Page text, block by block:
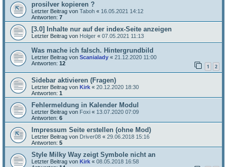
prosilver kopieren ?
Letzter Beitrag von Taboh « 16.05.2021 14:12
Antworten: 7
[3.0] Inhalte nur auf der index-Seite anzeigen
Letzter Beitrag von Holger « 07.05.2021 11:13
Was mache ich falsch. Hintergrundbild
Letzter Beitrag von Scanialady « 21.12.2020 11:00
Antworten: 12 1 2
Sidebar aktivieren (Fragen)
Letzter Beitrag von Kirk « 20.12.2020 18:30
Antworten: 1
Fehlermeldung in Kalender Modul
Letzter Beitrag von Foxi « 13.07.2020 07:09
Antworten: 6
Impressum Seite erstellen (ohne Mod)
Letzter Beitrag von Driver08 « 29.06.2018 15:16
Antworten: 5
Style Milky Way zeigt Symbole nicht an
Letzter Beitrag von Kirk « 08.05.2018 16:58